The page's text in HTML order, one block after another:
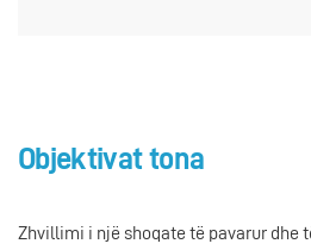
Objektivat tona
Zhvillimi i një shoqate të pavarur dhe